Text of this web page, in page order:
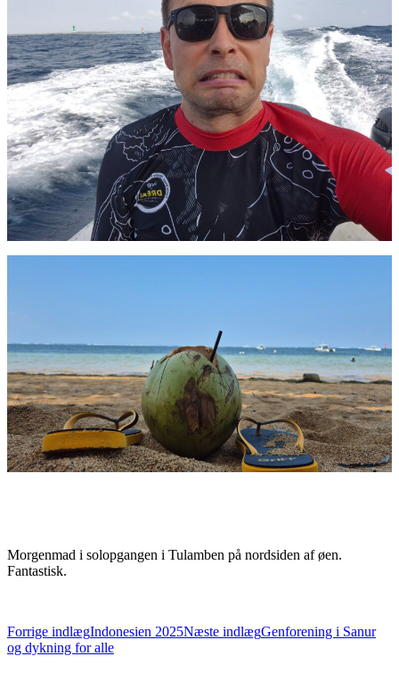
Morgenmad i solopgangen i Tulamben på nordsiden af øen.
Fantastisk.
Indlægsnavigation
Forrige indlægIndonesien 2025Næste indlægGenforening i Sanur
og dykning for alle